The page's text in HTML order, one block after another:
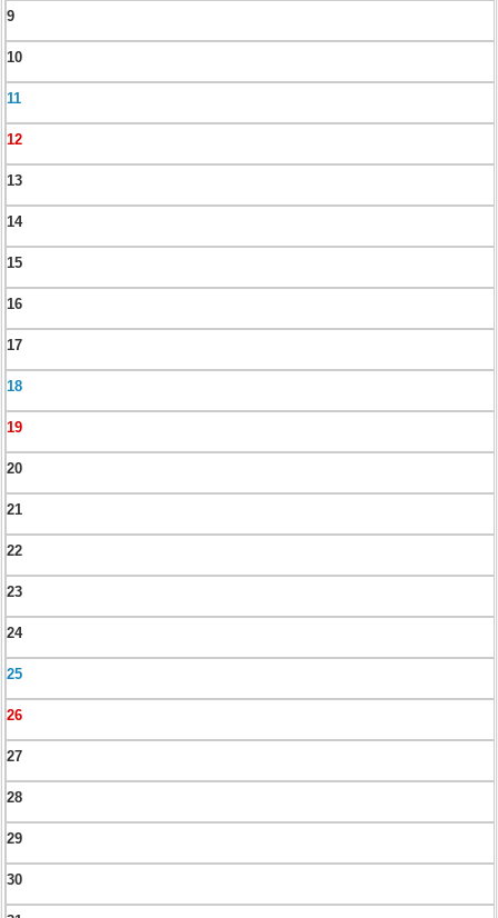
9
10
11
12
13
14
15
16
17
18
19
20
21
22
23
24
25
26
27
28
29
30